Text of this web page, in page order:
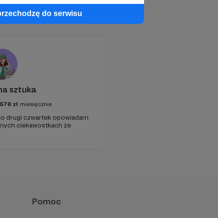
do serwisu
sztuka
zł miesięcznie
drugi czwartek opowiadam
ciekawostkach ze
Pomoc